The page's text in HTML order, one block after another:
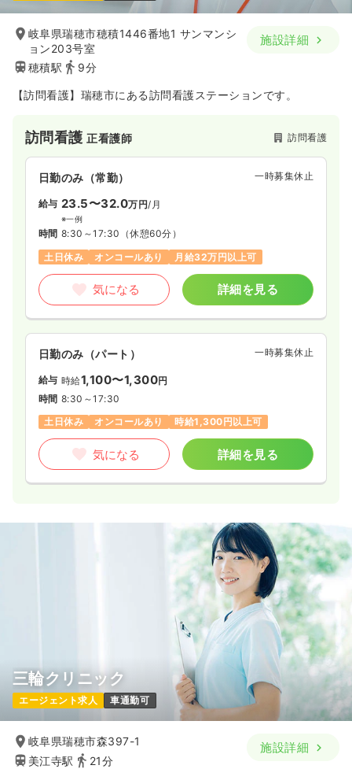
岐阜県瑞穂市穂積1446番地1 サンマンシ
ョン203号室
穂積駅
9分
施設詳細
【訪問看護】瑞穂市にある訪問看護ステーションです。
訪問看護正看護師 訪問看護
日勤のみ（常勤） 一時募集休止
給与 23.5〜32.0万円/月
※一例
時間 8:30～17:30 （休憩60分）
土日休み
オンコールあり 月給32万円以上可
気になる 詳細を見る
日勤のみ（パート） 一時募集休止
給与 時給1,100〜1,300円
時間 8:30～17:30
土日休み
オンコールあり 時給1,300円以上可
気になる 詳細を見る
三輪クリニック
エージェント求人 車通勤可
岐阜県瑞穂市森397-1
美江寺駅
21分
施設詳細